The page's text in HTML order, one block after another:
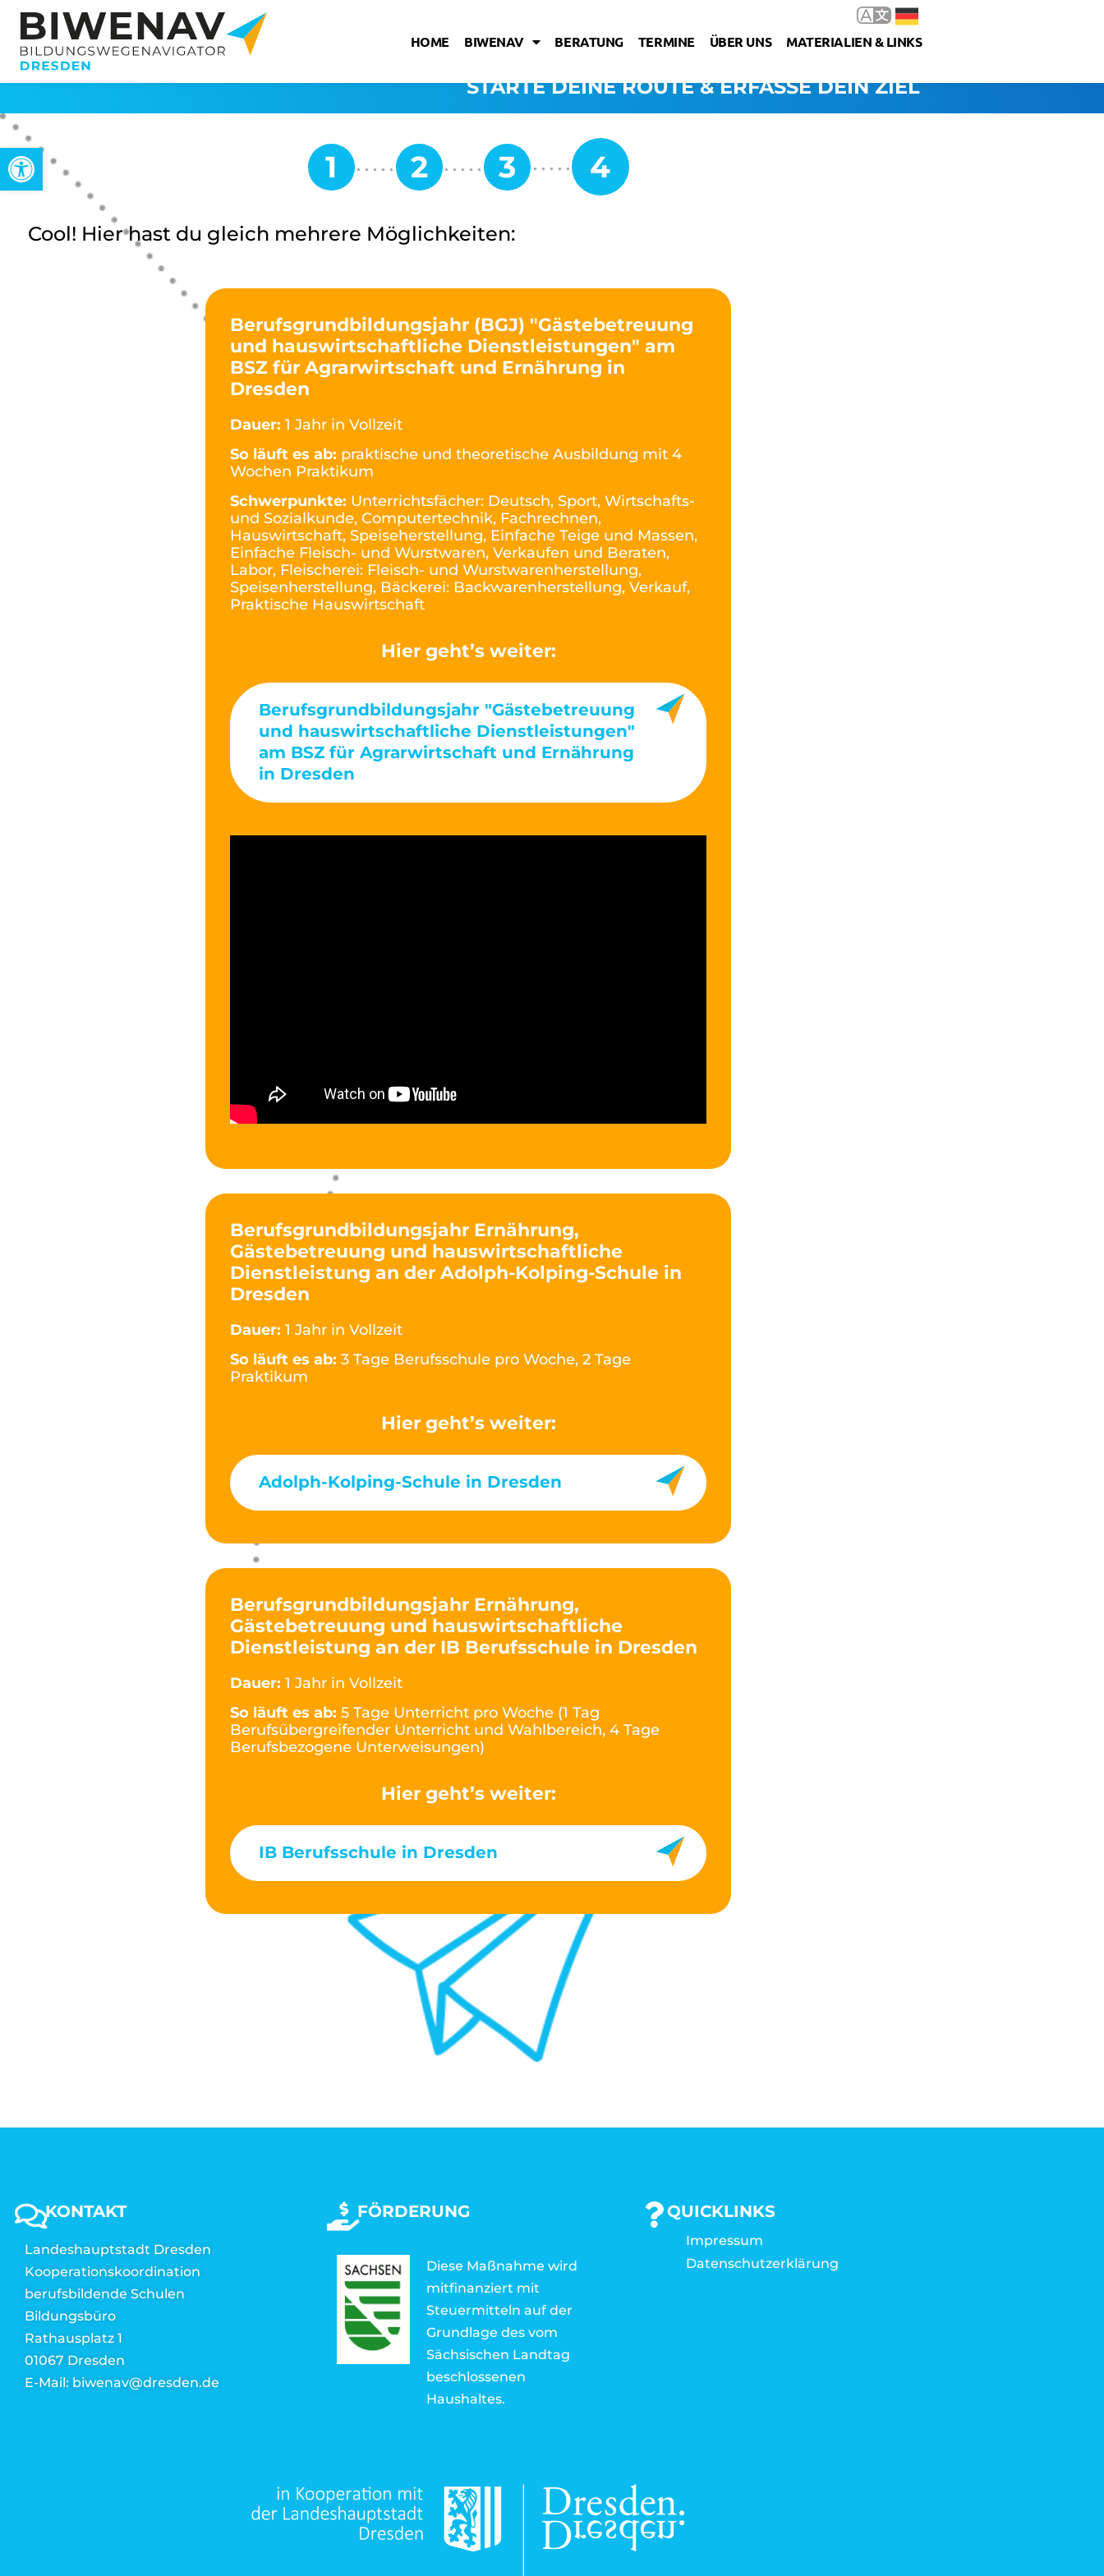
Werkzeugleiste öffnen
HOME BIWENAV BERATUNG TERMINE ÜBER UNS MATERIALIEN & LINKS
STARTE DEINE ROUTE & ERFASSE DEIN ZIEL
Cool! Hier hast du gleich mehrere Möglichkeiten:
Berufsgrundbildungsjahr (BGJ) "Gästebetreuung
und hauswirtschaftliche Dienstleistungen" am
BSZ für Agrarwirtschaft und Ernährung in
Dresden
Dauer: 1 Jahr in Vollzeit
So läuft es ab: praktische und theoretische Ausbildung mit 4
Wochen Praktikum
Schwerpunkte: Unterrichtsfächer: Deutsch, Sport, Wirtschafts-
und Sozialkunde, Computertechnik, Fachrechnen,
Hauswirtschaft, Speiseherstellung, Einfache Teige und Massen,
Einfache Fleisch- und Wurstwaren, Verkaufen und Beraten,
Labor, Fleischerei: Fleisch- und Wurstwarenherstellung,
Speisenherstellung, Bäckerei: Backwarenherstellung, Verkauf,
Praktische Hauswirtschaft
Hier geht’s weiter:
Berufsgrundbildungsjahr "Gästebetreuung
und hauswirtschaftliche Dienstleistungen"
am BSZ für Agrarwirtschaft und Ernährung
in Dresden
Berufsgrundbildungsjahr Ernährung,
Gästebetreuung und hauswirtschaftliche
Dienstleistung an der Adolph-Kolping-Schule in
Dresden
Dauer: 1 Jahr in Vollzeit
So läuft es ab: 3 Tage Berufsschule pro Woche, 2 Tage
Praktikum
Hier geht’s weiter:
Adolph-Kolping-Schule in Dresden
Berufsgrundbildungsjahr Ernährung,
Gästebetreuung und hauswirtschaftliche
Dienstleistung an der IB Berufsschule in Dresden
Dauer: 1 Jahr in Vollzeit
So läuft es ab: 5 Tage Unterricht pro Woche (1 Tag
Berufsübergreifender Unterricht und Wahlbereich, 4 Tage
Berufsbezogene Unterweisungen)
Hier geht’s weiter:
IB Berufsschule in Dresden
KONTAKT
Landeshauptstadt Dresden
Kooperationskoordination
berufsbildende Schulen
Bildungsbüro
Rathausplatz 1
01067 Dresden
E-Mail: biwenav@dresden.de
FÖRDERUNG
Diese Maßnahme wird
mitfinanziert mit
Steuermitteln auf der
Grundlage des vom
Sächsischen Landtag
beschlossenen
Haushaltes.
QUICKLINKS
Impressum
Datenschutzerklärung